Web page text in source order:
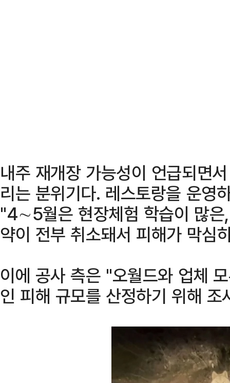
내주 재개장 가능성이 언급되면
리는 분위기다. 레스토랑을 운영
"4∼5월은 현장체험 학습이 많은
약이 전부 취소돼서 피해가 막심
이에 공사 측은 "오월드와 업체
인 피해 규모를 산정하기 위해